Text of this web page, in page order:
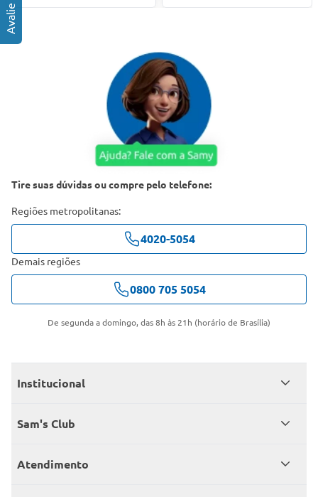
Tire suas dúvidas ou compre pelo telefone:
Regiões metropolitanas:
4020-5054
Demais regiões
0800 705 5054
De segunda a domingo, das 8h às 21h (horário de Brasília)
Institucional
Quem somos
Sam's Club
Seja sócio
Atendimento